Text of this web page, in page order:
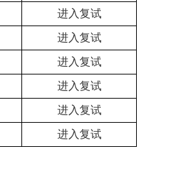
进入复试
进入复试
进入复试
进入复试
进入复试
进入复试